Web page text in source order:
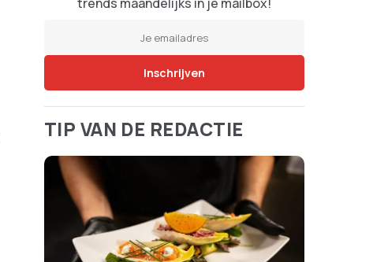
TIP VAN DE REDACTIE